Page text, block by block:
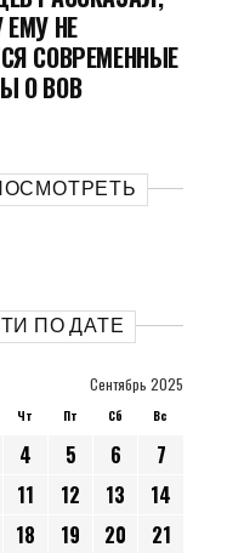
НЕ
СОВРЕМЕННЫЕ
О ВОВ
ПО ДАТЕ
Сентябрь 2025
Чт Пт Сб Вс
4 5 6
7
11 12 13
14
18 19 20
21